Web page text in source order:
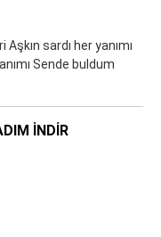
sardı her yanımı
Sende buldum
İNDIR